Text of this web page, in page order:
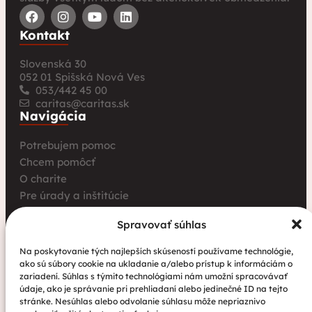
Spravovať súhlas
Na poskytovanie tých najlepších skúseností používame technológie,
ako sú súbory cookie na ukladanie a/alebo prístup k informáciám o
zariadení. Súhlas s týmito technológiami nám umožní spracovávať
údaje, ako je správanie pri prehliadaní alebo jedinečné ID na tejto
stránke. Nesúhlas alebo odvolanie súhlasu môže nepriaznivo
Kontakt
Slovenská 30
052 01 Spišská Nová Ves
053/442 45 00
caritas@caritas.sk
Navigácia
Potrebujem pomoc
Chcem pomôcť
O charite
Pre úrady a inštitúcie
Farské charity
Aktuality
Charita bez hraníc: Stretnutie Spišskej katolíckej
charity a Krakowskej arcidiecéznej charity prinieslo
nové pohľady na fundraising aj propagáciu